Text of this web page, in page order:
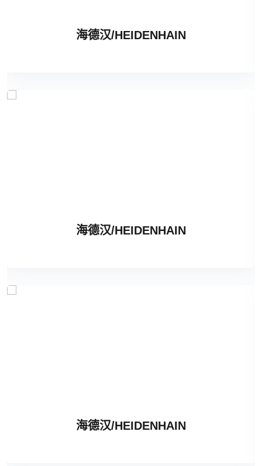
海德汉/HEIDENHAIN
海德汉/HEIDENHAIN
海德汉/HEIDENHAIN